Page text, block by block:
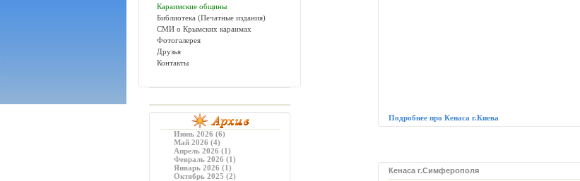
Караимские общины
Библиотека (Печатные издания)
СМИ о Крымских караимах
Фотогалерея
Друзья
Контакты
Июнь 2026 (6)
Май 2026 (4)
Апрель 2026 (1)
Февраль 2026 (1)
Январь 2026 (1)
Октябрь 2025 (2)
Подробнее про Кенаса г.Киева
Кенаса г.Симферополя